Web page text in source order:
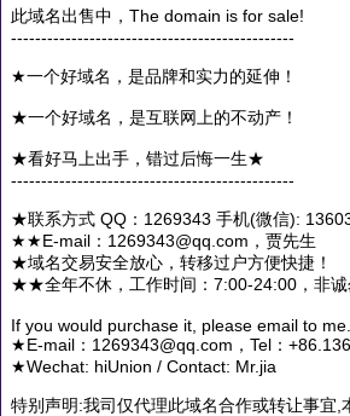
此域名出售中，The domain is for sale!
-----------------------------------------------
★一个好域名，是品牌和实力的延伸！
★一个好域名，是互联网上的不动产！
★看好马上出手，错过后悔一生★
-----------------------------------------------
★联系方式 QQ：1269343 手机(微信):
★★E-mail：1269343@qq.com，贾先生
★域名交易安全放心，转移过户方便快捷！
★★全年不休，工作时间：7:00-24:00，非诚
If you would purchase it, please email to me.
★E-mail：1269343@qq.com，Tel：
★Wechat: hiUnion / Contact: Mr.jia
特别声明:我司仅代理此域名合作或转让事宜